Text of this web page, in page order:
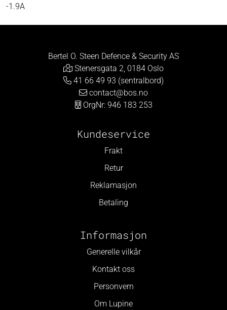
-1.9A
Bertel O. Steen Defence & Security AS
Stenersgata 2, 0184 Oslo
41 66 49 93 (sentralbord)
contact@bos.no
OrgNr: 946 183 253
Kundeservice
Frakt
Retur
Reklamasjon
Betaling
Informasjon
Generelle vilkår
Kontakt oss
Personvern
Om Lupine